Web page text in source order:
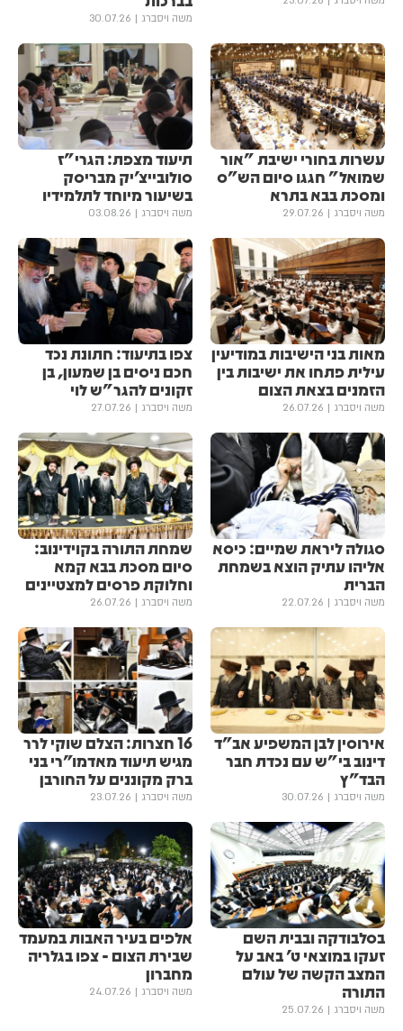
משה ויסברג 30.07.26
עשרות בחורי ישיבת "אור
שמואל" חגגו סיום הש"ס
ומסכת בבא בתרא
משה ויסברג 29.07.26
תיעוד מצפת: הגרי"ז
סולובייצ'יק מבריסק
בשיעור מיוחד לתלמידיו
משה ויסברג 03.08.26
מאות בני הישיבות במודיעין
עילית פתחו את ישיבות בין
הזמנים בצאת הצום
משה ויסברג 26.07.26
צפו בתיעוד: חתונת נכד
חכם ניסים בן שמעון, בן
זקונים להגר"ש לוי
משה ויסברג 27.07.26
סגולה ליראת שמיים: כיסא
אליהו עתיק הוצא בשמחת
הברית
משה ויסברג 22.07.26
שמחת התורה בקוידינוב:
סיום מסכת בבא קמא
וחלוקת פרסים למצטיינים
משה ויסברג 26.07.26
אירוסין לבן המשפיע אב"ד
דינוב בי"ש עם נכדת חבר
הבד"ץ
משה ויסברג 30.07.26
16 חצרות: הצלם שוקי לרר
מגיש תיעוד מאדמו"רי בני
ברק מקוננים על החורבן
משה ויסברג 23.07.26
בסלבודקה ובבית השם
זעקו במוצאי ט' באב על
המצב הקשה של עולם
התורה
משה ויסברג 25.07.26
אלפים בעיר האבות במעמד
שבירת הצום - צפו בגלריה
מחברון
משה ויסברג 24.07.26